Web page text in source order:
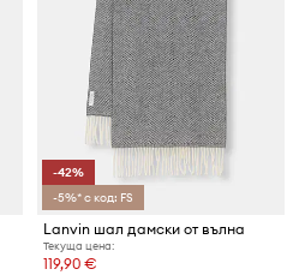
-42%
-5%* с код: FS
Lanvin шал дамски от вълна
Текуща цена:
119,90 €